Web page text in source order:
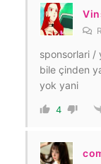
sponsorlari /
bile çinden
yok yani
4